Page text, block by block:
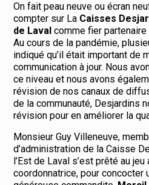
On fait peau neuve ou écran
compter sur La Caisses
de Laval comme fier
Au cours de la pandémie,
indiqué qu’il était important de
communication à jour. Nous
ce niveau et nous avons
révision de nos canaux de
de la communauté, Desjardins
révision pour en améliorer la
Monsieur Guy Villeneuve,
d’administration de la Caisse
l’Est de Laval s’est prêté au
coordonnatrice, pour concocter